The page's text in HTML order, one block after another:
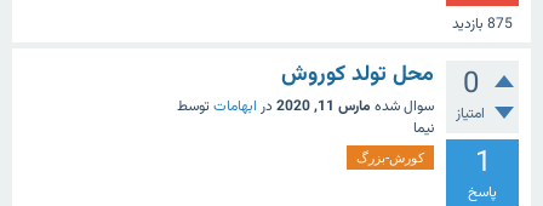
875 بازدید
0
امتیاز
1
پاسخ
محل تولد کوروش
سوال شده مارس 11, 2020 در ابهامات توسط
نیما
کورش-بزرگ